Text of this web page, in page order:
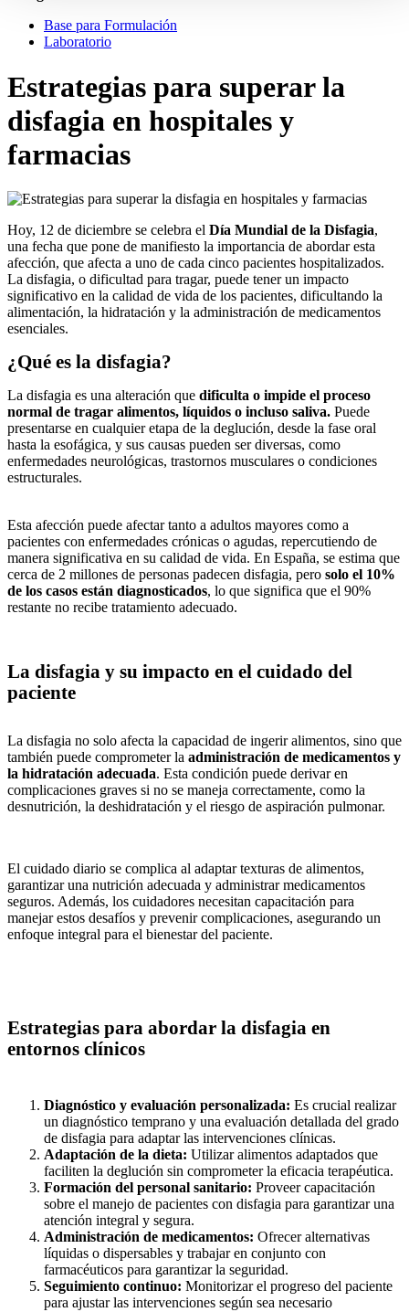
Base para Formulación
Laboratorio
Estrategias para superar la
disfagia en hospitales y
farmacias
Hoy, 12 de diciembre se celebra el Día Mundial de la Disfagia,
una fecha que pone de manifiesto la importancia de abordar esta
afección, que afecta a uno de cada cinco pacientes hospitalizados.
La disfagia, o dificultad para tragar, puede tener un impacto
significativo en la calidad de vida de los pacientes, dificultando la
alimentación, la hidratación y la administración de medicamentos
esenciales.
¿Qué es la disfagia?
La disfagia es una alteración que dificulta o impide el proceso
normal de tragar alimentos, líquidos o incluso saliva. Puede
presentarse en cualquieretapa de la deglución, desde la fase oral
hasta la esofágica, y sus causas pueden ser diversas, como
enfermedades neurológicas, trastornos musculares o condiciones
estructurales.
Esta afección puede afectar tanto a adultos mayores como a
pacientes con enfermedades crónicas o agudas, repercutiendo de
manera significativa en su calidad de vida. En España, se estima que
cerca de 2 millones de personas padecen disfagia, pero solo el 10%
de los casos están diagnosticados, lo que significa que el 90%
restante no recibe tratamiento adecuado.
La disfagia y su impacto en el cuidado del
paciente
La disfagia no solo afecta la capacidad de ingerir alimentos, sino que
también puede comprometer la administración de medicamentos y
la hidratación adecuada. Esta condición puede derivar en
complicaciones graves si no se maneja correctamente, como la
desnutrición, la deshidratación y el riesgo de aspiración pulmonar.
El cuidado diario se complica al adaptar texturas de alimentos,
garantizaruna nutrición adecuada y administrar medicamentos
seguros. Además, los cuidadores necesitan capacitación para
manejar estos desafíos y prevenircomplicaciones, asegurando un
enfoque integral para el bienestar del paciente.
Estrategias para abordar la disfagia en
entornos clínicos
Diagnóstico y evaluación personalizada: Es crucial realizar
un diagnóstico temprano y una evaluación detallada del grado
de disfagia para adaptar las intervenciones clínicas.
Adaptación de la dieta: Utilizar alimentos adaptados que
faciliten la deglución sin comprometer la eficacia terapéutica.
Formación del personal sanitario: Proveer capacitación
sobre el manejo de pacientes con disfagia para garantizar una
atención integral y segura.
Administración de medicamentos: Ofrecer alternativas
líquidas o dispersables y trabajar en conjunto con
farmacéuticos para garantizar la seguridad.
Seguimiento continuo: Monitorizar el progreso del paciente
para ajustar las intervenciones según sea necesario